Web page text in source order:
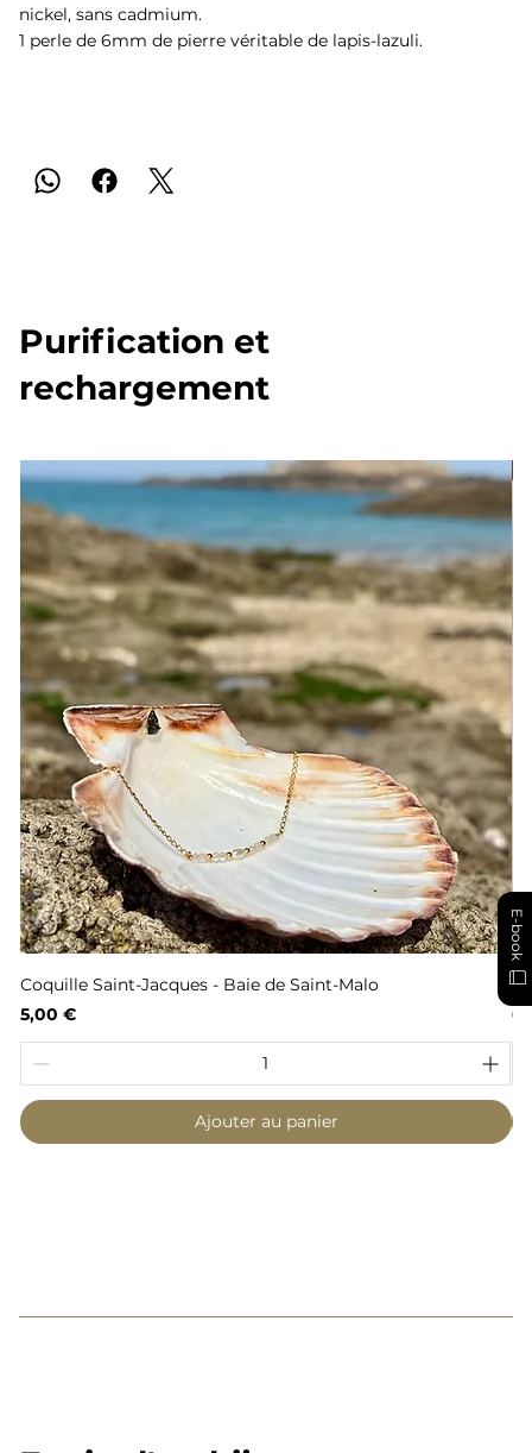
nickel, sans cadmium.
1 perle de 6mm de pierre véritable de lapis-lazuli.
Purification et
rechargement
Coquille Saint-Jacques - Baie de Saint-Malo
Prix
5,00 €
Ajouter au panier
E-book